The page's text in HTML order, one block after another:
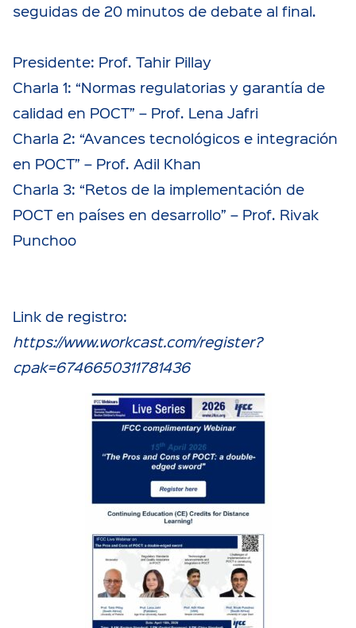
seguidas de 20 minutos de debate al final.
Presidente: Prof. Tahir Pillay
Charla 1: “Normas regulatorias y garantía de
calidad en POCT” – Prof. Lena Jafri
Charla 2: “Avances tecnológicos e integración
en POCT” – Prof. Adil Khan
Charla 3: “Retos de la implementación de
POCT en países en desarrollo” – Prof. Rivak
Punchoo
Link de registro:
https://www.workcast.com/register?
cpak=6746650311781436